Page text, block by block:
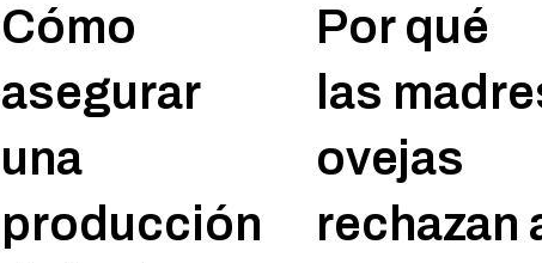
Cómo
asegurar
una
producción
Por qué
las
ovejas
rechazan